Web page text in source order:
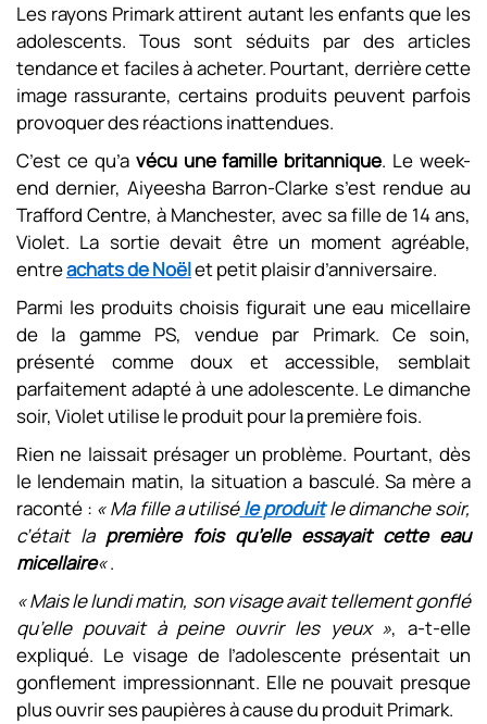
Les rayons Primark attirent autant les enfants que les
adolescents. Tous sont séduits par des articles
tendance et faciles à acheter. Pourtant, derrière cette
image rassurante, certains produits peuvent parfois
provoquer des réactions inattendues.
C’est ce qu’a vécu une famille britannique. Le week-
end dernier, Aiyeesha Barron-Clarke s’est rendue au
Trafford Centre, à Manchester, avec sa fille de 14 ans,
Violet. La sortie devait être un moment agréable,
entreachats de Noëlet petit plaisir d’anniversaire.
Parmi les produits choisis figurait une eau micellaire
de la gamme PS, vendue par Primark. Ce soin,
présenté comme doux et accessible, semblait
parfaitement adapté à une adolescente. Le dimanche
soir, Violet utilise le produit pour la première fois.
Rien ne laissait présager un problème. Pourtant, dès
le lendemain matin, la situation a basculé. Sa mère a
raconté : « Ma fille a utiliséle produitle dimanche soir,
c’était la première fois qu’elle essayait cette eau
micellaire«.
« Mais le lundi matin, son visage avait tellement gonflé
qu’elle pouvait à peine ouvrir les yeux », a-t-elle
expliqué. Le visage de l’adolescente présentait un
gonflement impressionnant. Elle ne pouvait presque
plus ouvrir ses paupières à cause du produit Primark.